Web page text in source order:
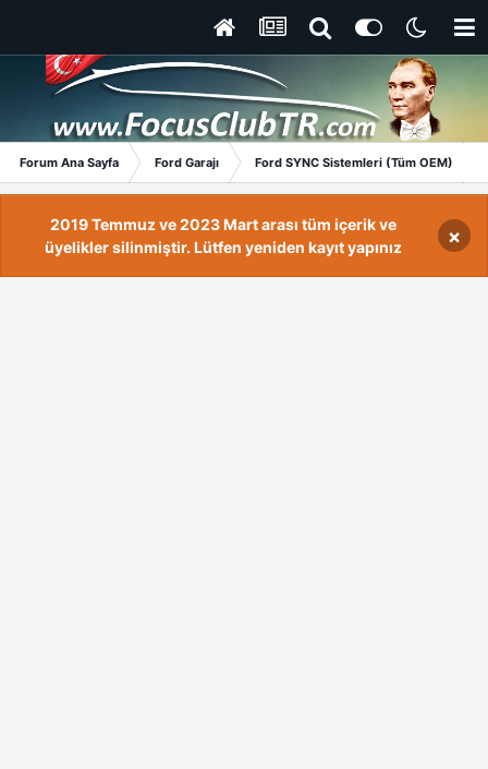
Forum Ana Sayfa Ford Garajı Ford SYNC Sistemleri (Tüm OEM)
2019 Temmuz ve 2023 Mart arası tüm içerik ve
üyelikler silinmiştir. Lütfen yeniden kayıt yapınız
×